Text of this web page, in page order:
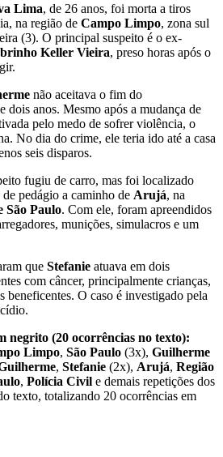
Lima, de 26 anos, foi morta a tiros
na região de Campo Limpo, zona sul
(3). O principal suspeito é o ex-
Keller Vieira, preso horas após o
não aceitava o fim do
dois anos. Mesmo após a mudança de
pelo medo de sofrer violência, o
No dia do crime, ele teria ido até a casa
seis disparos.
fugiu de carro, mas foi localizado
pedágio a caminho de Arujá, na
São Paulo. Com ele, foram apreendidos
munições, simulacros e um
que Stefanie atuava em dois
com câncer, principalmente crianças,
beneficentes. O caso é investigado pela
negrito (20 ocorrências no texto):
Limpo, São Paulo (3x), Guilherme
, Stefanie (2x), Arujá, Região
, Polícia Civil e demais repetições dos
texto, totalizando 20 ocorrências em